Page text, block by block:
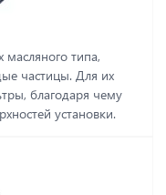
типа,
частицы. Для их
благодаря чему
установки.